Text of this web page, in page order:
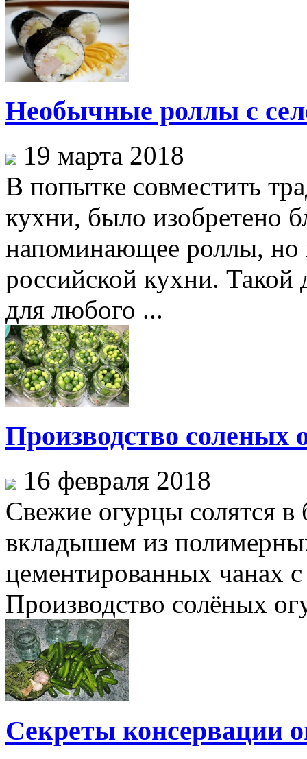
Необычные роллы с
19 марта 2018
В попытке совместить
кухни, было изобретено
напоминающее роллы, но
российской кухни. Такой
для любого ...
Производство соленых
16 февраля 2018
Свежие огурцы солятся
вкладышем из
цементированных чанах
Производство солёных
Секреты консервации